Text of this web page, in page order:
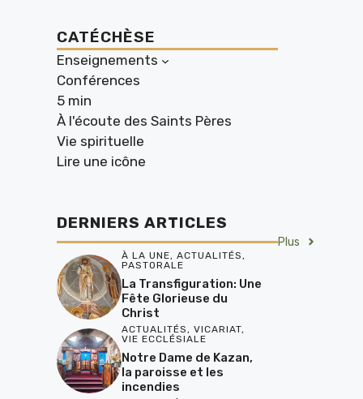
CATÉCHÈSE
Enseignements
Conférences
5 min
À l'écoute des Saints Pères
Vie spirituelle
Lire une icône
DERNIERS ARTICLES
Plus
À LA UNE, ACTUALITÉS,
PASTORALE
La Transfiguration: Une
Fête Glorieuse du
Christ
ACTUALITÉS, VICARIAT,
VIE ECCLÉSIALE
Notre Dame de Kazan,
la paroisse et les
incendies